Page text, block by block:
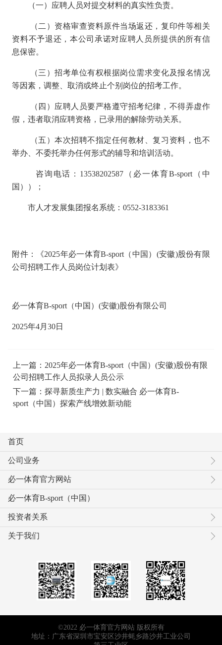
（一）应聘人员对提交材料的真实性负责。
（二）资格审查资料原件当场返还，复印件等相关
资料不予退还，本公司承诺对应聘人员所提供的所有信
息保密。
（三）招考单位有权根据岗位需求变化及报名情况
等因素，调整、取消或终止个别岗位的招考工作。
（四）应聘人员要严格遵守招考纪律，不得弄虚作
假，违者取消应聘资格，已录用的解除劳动关系。
（五）本次招聘不指定任何教材、复习资料，也不
举办、不委托举办任何形式的辅导和培训活动。
咨询电话：13538202587（必一体育B-sport（中
国））；
市人才发展集团报名系统：0552-3183361
附件：《2025年必一体育B-sport（中国）(安徽)股份有限
公司招聘工作人员岗位计划表》
必一体育B-sport（中国）(安徽)股份有限公司
2025年4月30日
上一篇： 2025年必一体育B-sport（中国）(安徽)股份有限
公司招聘工作人员拟录人员公示
下一篇： 探寻新质生产力 | 数实融合 必一体育B-
sport（中国）探索产线增效新动能
首页
公司业务
必一体育官方网站
必一体育B-sport（中国）
投资者关系
关于我们
©2022 必一体育官方网站 版权所有
地址：广东省深圳市宝安区沙井蚝乡路沙井工业公司